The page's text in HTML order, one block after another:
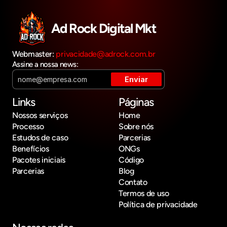
Ad Rock Digital Mkt
Webmaster: privacidade@adrock.com.br
Assine a nossa news:
Links
Nossos serviços
Processo
Estudos de caso
Benefícios
Pacotes iniciais
Parcerias
Páginas
Home
Sobre nós
Parcerias
ONGs
Código
Blog
Contato
Termos de uso
Política de privacidade